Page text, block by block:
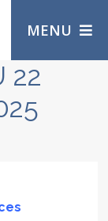
MENU
22